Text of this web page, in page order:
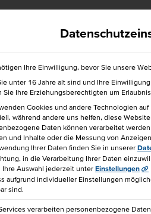
040 36138
einen
& PERSÖNLICHKEIT
Ihre Einwilligung, bevor Sie unsere
unter 16 Jahre alt sind und Ihre
Sie Ihre Erziehungsberechtigten um
Cookies und andere Technologien
während andere uns helfen, diese
Daten können verarbeitet
und Inhalte oder die Messung von
Ihrer Daten finden Sie in unserer
in die Verarbeitung Ihrer Daten
Ihre Auswahl jederzeit unter Einstellungen
aufgrund individueller Einstellungen
sind.
verarbeiten personenbezogene